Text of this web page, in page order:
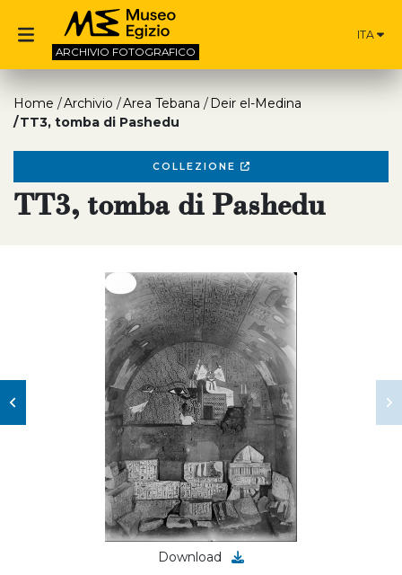
ARCHIVIO FOTOGRAFICO
ITA
Home Archivio Area Tebana
Deir el-Medina
TT3, tomba di Pashedu
COLLEZIONE
TT3, tomba di Pashedu
Download